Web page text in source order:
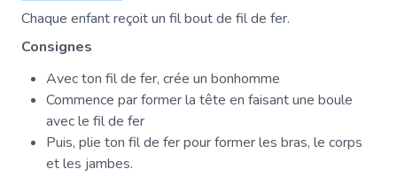
Chaque enfant reçoit un fil bout de fil de fer.
Consignes
Avec ton fil de fer, crée un bonhomme
Commence par former la tête en faisant une boule
avec le fil de fer
Puis, plie ton fil de fer pour former les bras, le corps
et les jambes.